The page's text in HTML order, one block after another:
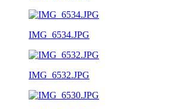
IMG_6534.JPG
IMG_6532.JPG